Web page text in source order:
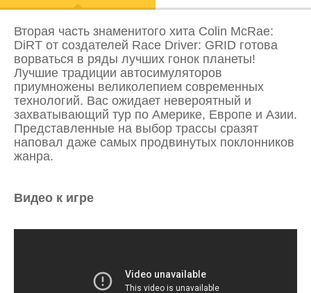
Вторая часть знаменитого хита Colin McRae:
DiRT от создателей Race Driver: GRID готова
ворваться в ряды лучших гонок планеты!
Лучшие традиции автосимуляторов
приумножены великолепием современных
технологий. Вас ожидает невероятный и
захватывающий тур по Америке, Европе и Азии.
Представленные на выбор трассы сразят
наповал даже самых продвинутых поклонников
жанра.
Видео к игре